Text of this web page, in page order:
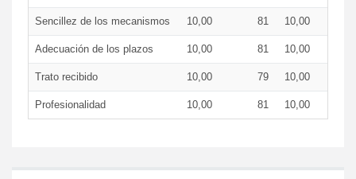
Sencillez de los mecanismos 10,00 81 10,00
Adecuación de los plazos 10,00 81 10,00
Trato recibido 10,00 79 10,00
Profesionalidad 10,00 81 10,00